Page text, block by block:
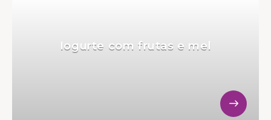
Iogurte com frutas e mel